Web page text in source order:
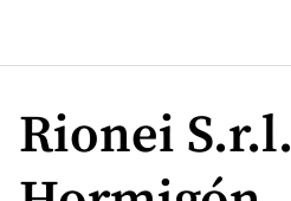
contenido
Rionei S.r.l.